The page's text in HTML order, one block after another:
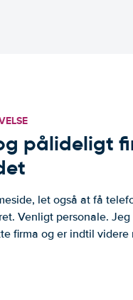
pålideligt
let også at få
Venligt personale.
firma og er indtil videre